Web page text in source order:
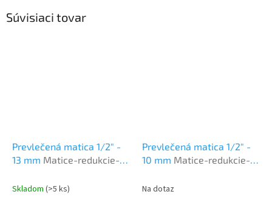
Súvisiaci tovar
Prevlečená matica 1/2" -
13 mm Matice-redukcie-
Skladom (>5 ks)
Prevlečená matica 1/2" -
10 mm Matice-redukcie-
Na dotaz